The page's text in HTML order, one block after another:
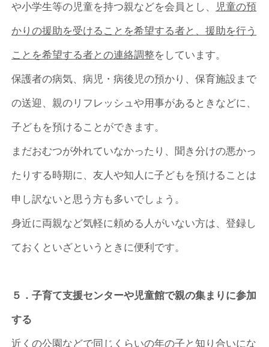
や小学生等の児童を持つ親などを会員とし、 児童の預
かりの援助を受けることを希望する者と、援助を行う
ことを希望する者との連絡調整をしています。
保護者の病気、病児・病後児の預かり、保育施設まで
の送迎、親のリフレッシュや用事があるときなどに、
子どもを預けることができます。
まだおむつが外れていなかったり、聞き分けの悪かっ
たりする時期に、友人や知人に子どもを預けることは
申し訳ないと思う方も多いでしょう。
身近に両親など気軽に頼める人がいない方は、登録し
ておくといざというときに便利です。
５．子育て支援センターや児童館で親の集まりに参加
する
近くの公園などで同じくらいの年の子と知り合いにな